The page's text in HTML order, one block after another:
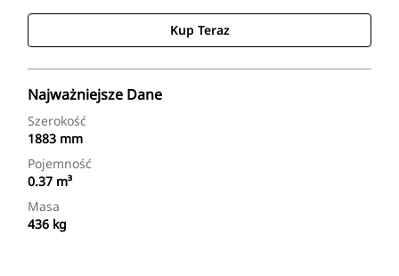
Kup Teraz
Najważniejsze Dane
Szerokość
1883 mm
Pojemność
0.37 m³
Masa
436 kg